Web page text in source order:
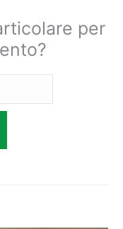
per